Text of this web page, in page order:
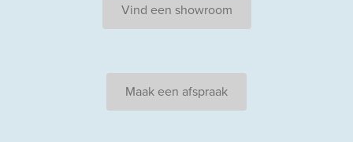
Vind een showroom
Maak een afspraak